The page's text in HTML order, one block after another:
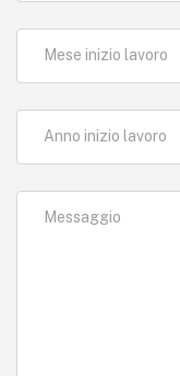
Mese inizio lavoro
Anno inizio lavoro
Messaggio